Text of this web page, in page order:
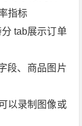
指标
tab展示订单
段、商品图片
以录制图像或